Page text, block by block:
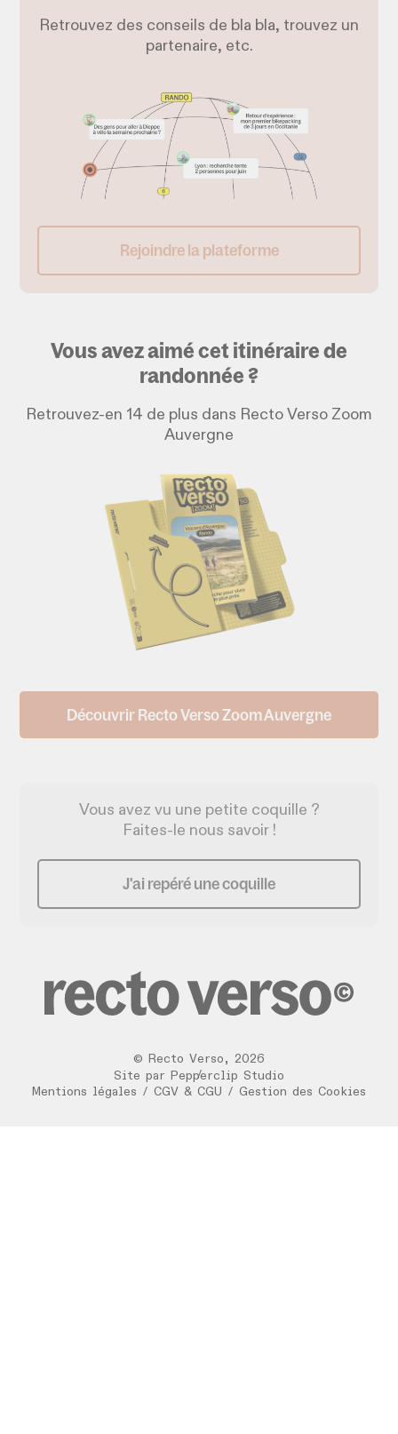
Retrouvez des conseils de bla bla, trouvez un
partenaire, etc.
Rejoindre la plateforme
Vous avez aimé cet itinéraire de
randonnée ?
Retrouvez-en 14 de plus dans Recto Verso Zoom
Auvergne
Découvrir Recto Verso Zoom Auvergne
Vous avez vu une petite coquille ?
Faites-le nous savoir !
J'ai repéré une coquille
© Recto Verso , 2026
/
Site par
Pepperclip Studio
Mentions légales / CGV & CGU / Gestion des Cookies